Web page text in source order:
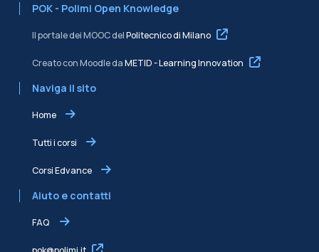
POK - Polimi Open Knowledge
Il portale dei MOOC delPolitecnico di Milano
Creato con Moodle daMETID - Learning Innovation
Naviga il sito
Home
Tutti i corsi
Corsi Edvance
Aiuto e contatti
FAQ